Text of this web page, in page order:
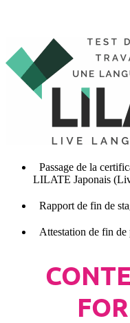
Passage de la
LILATE Japonais
Rapport de fin de
Attestation de fin de